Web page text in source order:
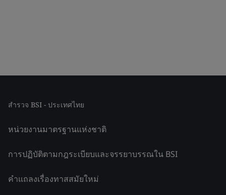
สำรวจ BSI - ประเทศไทย
หน่วยงานมาตรฐานแห่งชาติ
การปฏิบัติตามกฎระเบียบและจรรยาบรรณใน BSI
คำแถลงเรื่องทาสสมัยใหม่